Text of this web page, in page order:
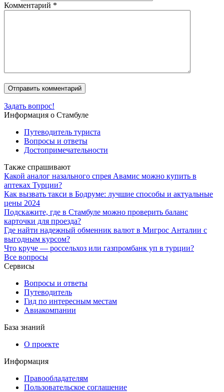
Комментарий *
Задать вопрос!
Информация о Стамбуле
Путеводитель туриста
Вопросы и ответы
Достопримечательности
Также спрашивают
Какой аналог назального спрея Авамис можно купить в
аптеках Турции?
Как вызвать такси в Бодруме: лучшие способы и актуальные
цены 2024
Подскажите, где в Стамбуле можно проверить баланс
карточки для проезда?
Где найти надежный обменник валют в Мигрос Анталии с
выгодным курсом?
Что круче — россельхоз или газпромбанк уп в турции?
Все вопросы
Сервисы
Вопросы и ответы
Путеводитель
Гид по интересным местам
Авиакомпании
База знаний
О проекте
Информация
Правообладателям
Пользовательское соглашение